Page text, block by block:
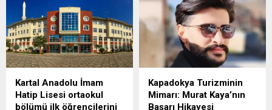
Parti, MHP ve Beykoz
halkından destek gördüm"
diyerek uğradığı saldırıları X
hesabından yaptığı yazılı
açıklama ile paylaştı.
Kartal Anadolu İmam
Hatip Lisesi ortaokul
bölümü ilk öğrencilerini
Kapadokya Turizminin
Mimarı: Murat Kaya’nın
Başarı Hikayesi